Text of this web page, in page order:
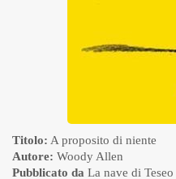
Titolo: A proposito di niente
Autore: Woody Allen
Pubblicato da La nave di Teseo